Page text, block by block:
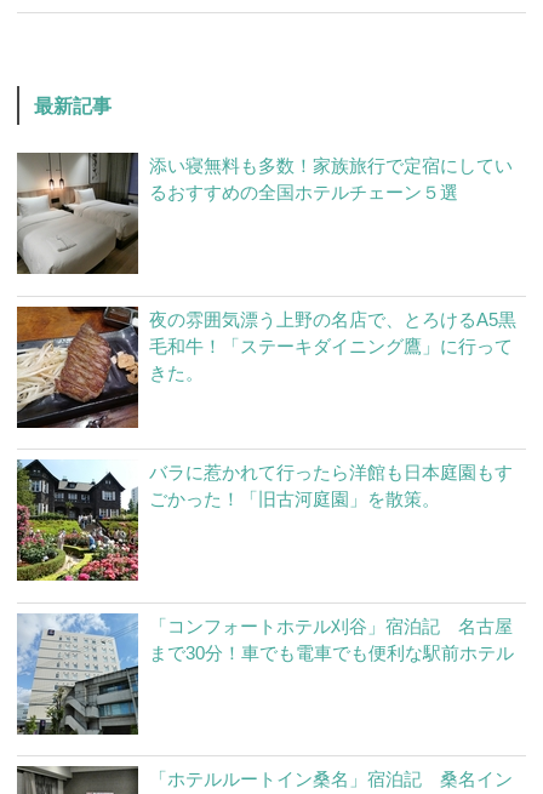
最新記事
添い寝無料も多数！家族旅行で定宿にしてい
るおすすめの全国ホテルチェーン５選
夜の雰囲気漂う上野の名店で、とろけるA5黒
毛和牛！「ステーキダイニング鷹」に行って
きた。
バラに惹かれて行ったら洋館も日本庭園もす
ごかった！「旧古河庭園」を散策。
「コンフォートホテル刈谷」宿泊記 名古屋
まで30分！車でも電車でも便利な駅前ホテル
「ホテルルートイン桑名」宿泊記 桑名イン